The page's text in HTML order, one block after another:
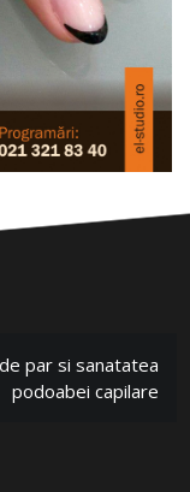
par si sanatatea
podoabei capilare